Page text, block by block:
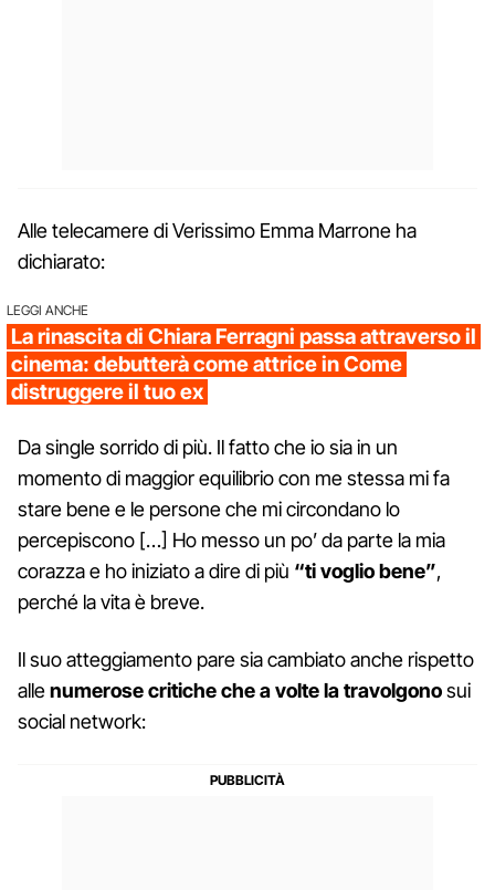
Alle telecamere di Verissimo Emma Marrone ha
dichiarato:
LEGGI ANCHE
La rinascita di Chiara Ferragni passa attraverso il
cinema: debutterà come attrice in Come
distruggere il tuo ex
Da single sorrido di più. Il fatto che io sia in un
momento di maggior equilibrio con me stessa mi fa
stare bene e le persone che mi circondano lo
percepiscono […] Ho messo un po’ da parte la mia
corazza e ho iniziato a dire di più “ti voglio bene”,
perché la vita è breve.
Il suo atteggiamento pare sia cambiato anche rispetto
allenumerose critiche che a volte la travolgonosui
social network: